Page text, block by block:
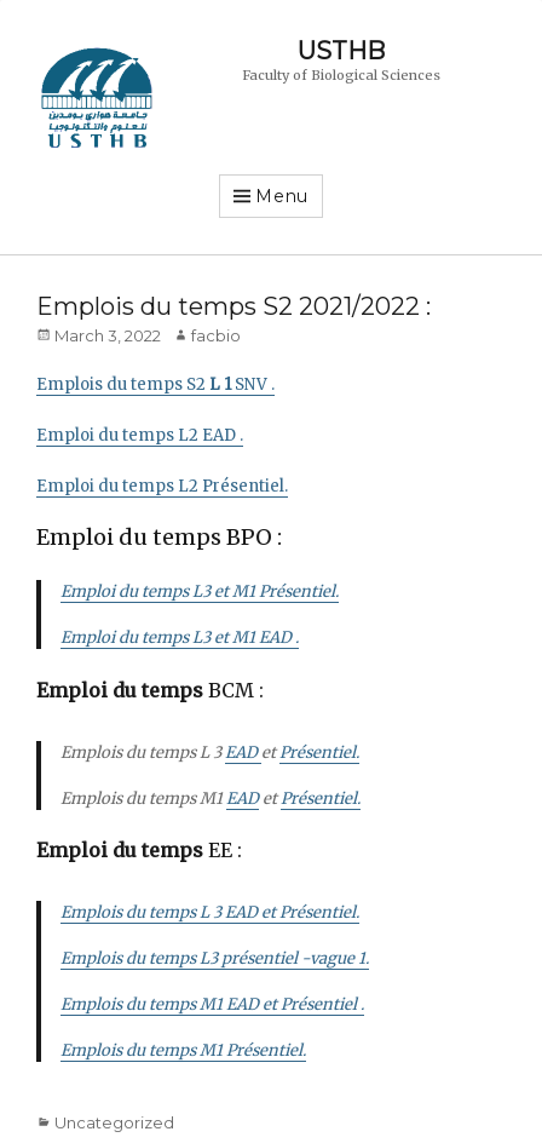
USTHB
Faculty of Biological Sciences
Menu
Emplois du temps S2 2021/2022 :
Posted
March 3, 2022 Author
facbio
Emplois du temps S2 L 1SNV .
Emploi du temps L2 EAD .
Emploi du temps L2 Présentiel.
Emploi du temps BPO :
Emploi du temps L3 et M1 Présentiel.
Emploi du temps L3 et M1 EAD .
Emploi du temps BCM :
Emplois du tempsL3EADetPrésentiel.
Emplois du temps M1EADetPrésentiel.
Emploi du temps EE :
Emplois du tempsL3 EAD et Présentiel.
Emplois du temps L3présentiel -vague 1.
Emplois du temps M1 EAD et Présentiel .
Emplois du temps M1 Présentiel.
Categories
Uncategorized